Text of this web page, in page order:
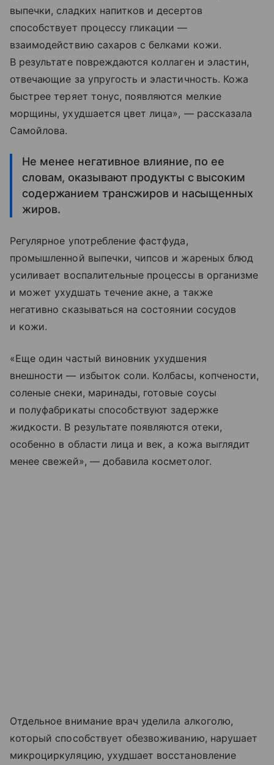
выпечки, сладких напитков и десертов
способствует процессу гликации —
взаимодействию сахаров с белками кожи.
В результате повреждаются коллаген и эластин,
отвечающие за упругость и эластичность. Кожа
быстрее теряет тонус, появляются мелкие
морщины, ухудшается цвет лица», — рассказала
Самойлова.
Не менее негативное влияние, по ее
словам, оказывают продукты с высоким
содержанием трансжиров и насыщенных
жиров.
Регулярное употребление фастфуда,
промышленной выпечки, чипсов и жареных блюд
усиливает воспалительные процессы в организме
и может ухудшать течение акне, а также
негативно сказываться на состоянии сосудов
и кожи.
«Еще один частый виновник ухудшения
внешности — избыток соли. Колбасы, копчености,
соленые снеки, маринады, готовые соусы
и полуфабрикаты способствуют задержке
жидкости. В результате появляются отеки,
особенно в области лица и век, а кожа выглядит
менее свежей», — добавила косметолог.
Отдельное внимание врач уделила алкоголю,
который способствует обезвоживанию, нарушает
микроциркуляцию, ухудшает восстановление